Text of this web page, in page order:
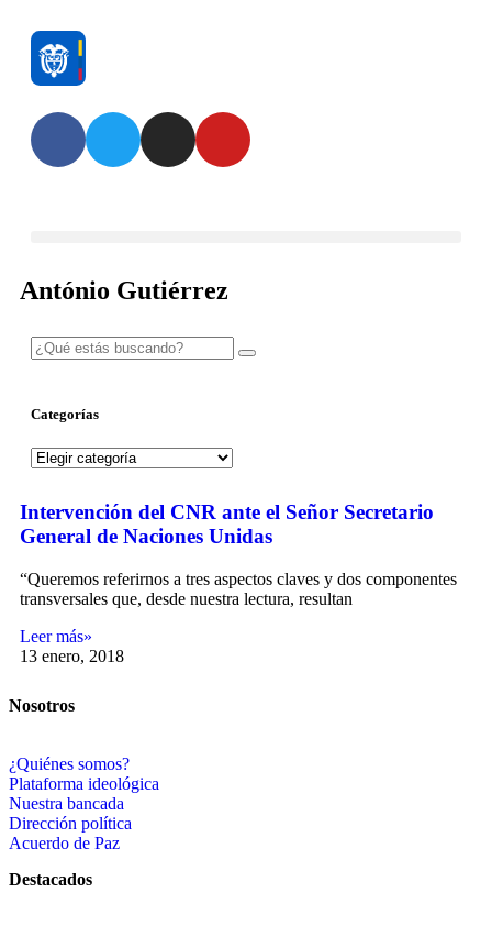
António Gutiérrez
Categorías
Intervención del CNR ante el Señor Secretario
General de Naciones Unidas
“Queremos referirnos a tres aspectos claves y dos componentes
transversales que, desde nuestra lectura, resultan
Leer más»
13 enero, 2018
Nosotros
¿Quiénes somos?
Plataforma ideológica
Nuestra bancada
Dirección política
Acuerdo de Paz
Destacados